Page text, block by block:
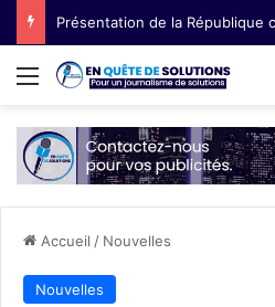
Menu
Accueil / Nouvelles
Nouvelles